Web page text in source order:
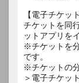
【電子チケッ
チケットを同
ットアプリを
※チケットを
です。
※チケットの
＞電子チケッ